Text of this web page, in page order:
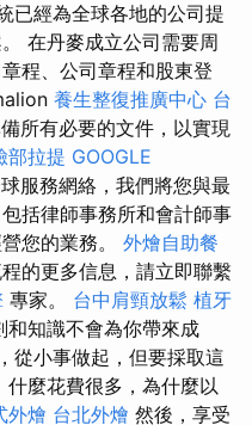
已經為全球各地的公司提
在丹麥成立公司需要周
程、公司章程和股東登
養生整復推廣中心 台
所有必要的文件，以實現
部拉提 GOOGLE
服務網絡，我們將您與最
括律師事務所和會計師事
您的業務。 外燴自助餐
的更多信息，請立即聯繫
專家。 台中肩頸放鬆 植牙
和知識不會為你帶來成
從小事做起，但要採取這
麼花費很多，為什麼以
外燴 台北外燴 然後，享受